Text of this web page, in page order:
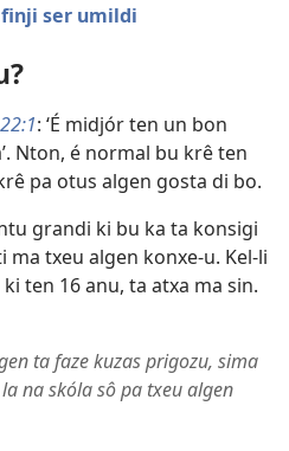
ser umildi
: ‘É midjór ten un bon
Nton, é normal bu krê ten
pa otus algen gosta di bo.
grandi ki bu ka ta konsigi
txeu algen konxe-u. Kel-li
ki ten 16 anu, ta atxa ma sin.
ta faze kuzas prigozu, sima
na skóla sô pa txeu algen